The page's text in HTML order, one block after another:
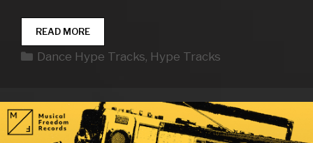
READ MOREDANCE
HYPE
TRACKS
Kategorien
Dance Hype Tracks, Hype Tracks